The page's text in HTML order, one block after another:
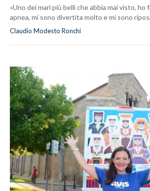
«Uno dei mari più belli che abbia mai visto,
apnea, mi sono divertita molto e mi sono
Claudio Modesto Ronchi